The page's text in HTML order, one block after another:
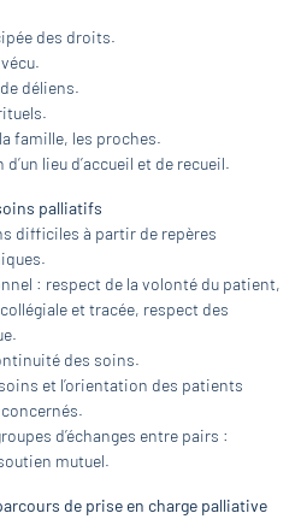
des droits.
déliens.
famille, les proches.
lieu d’accueil et de recueil.
palliatifs
difficiles à partir de repères
: respect de la volonté du patient,
et tracée, respect des
des soins.
et l’orientation des patients
d’échanges entre pairs :
mutuel.
de prise en charge palliative